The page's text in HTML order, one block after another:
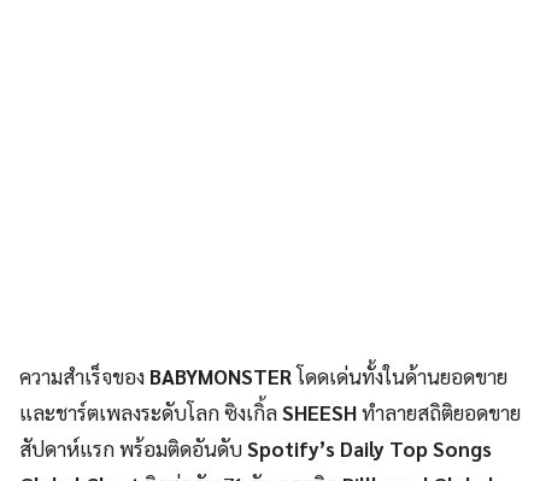
ความสำเร็จของ BABYMONSTERโดดเด่นทั้งในด้านยอดขาย
และชาร์ตเพลงระดับโลก ซิงเกิ้ลSHEESHทำลายสถิติยอดขาย
สัปดาห์แรก พร้อมติดอันดับSpotify’s Daily Top Songs